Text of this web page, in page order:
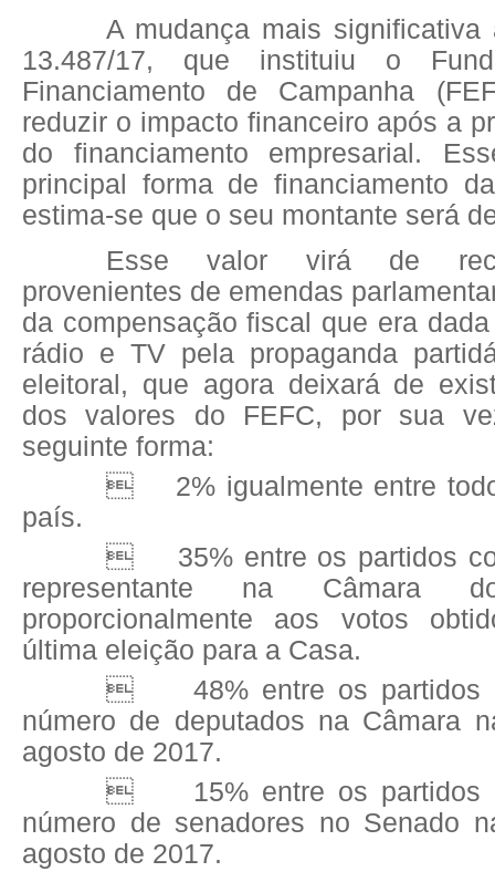
A mudança mais significativa
13.487/17, que instituiu o
Financiamento de Campanha
reduzir o impacto financeiro após a
do financiamento empresarial.
principal forma de financiamento
estima-se que o seu montante será
Esse valor virá de
provenientes de emendas
da compensação fiscal que era
rádio e TV pela propaganda
eleitoral, que agora deixará de
dos valores do FEFC, por sua
seguinte forma:

2% igualmente entre
país.

35% entre os partidos
representante na Câmara
proporcionalmente aos votos
última eleição para a Casa.

48% entre os partidos
número de deputados na Câmara
agosto de 2017.

15% entre os partidos
número de senadores no Senado
agosto de 2017.